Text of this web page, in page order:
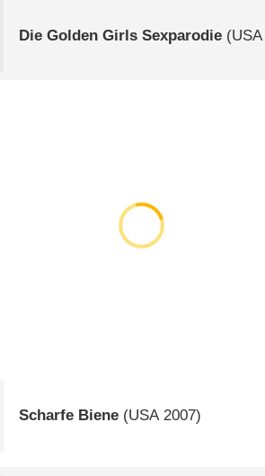
Die Golden Girls Sexparodie (USA
Scharfe Biene (USA2007)